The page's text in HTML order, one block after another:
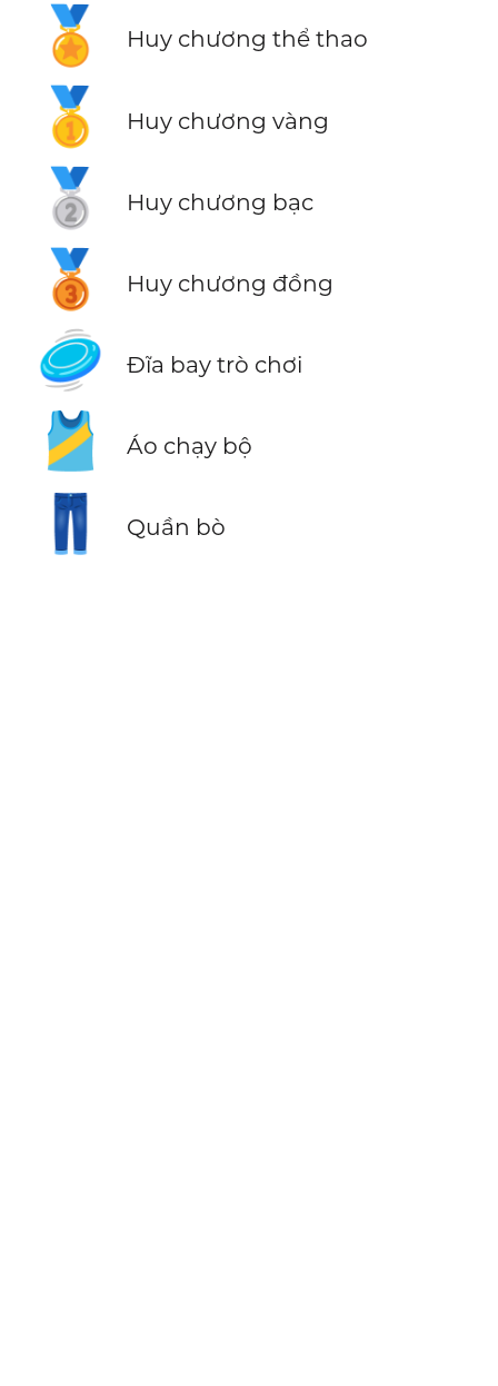
🏅 Huy chương thể thao
🥇 Huy chương vàng
🥈 Huy chương bạc
🥉 Huy chương đồng
🥏 Đĩa bay trò chơi
🎽 Áo chạy bộ
👖 Quần bò